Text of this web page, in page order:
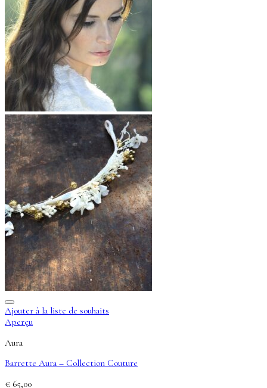
Ajouter à la liste de souhaits
Aperçu
Aura
Barrette Aura – Collection Couture
€ 65,00